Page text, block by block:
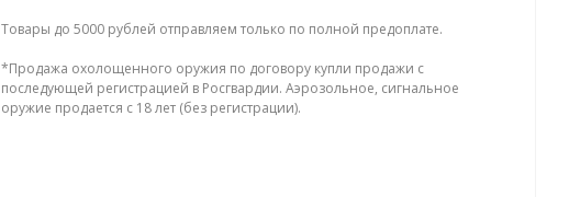
Товары до 5000 рублей отправляем только по полной предоплате.
*Продажа охолощенного оружия по договору купли продажи с
последующей регистрацией в Росгвардии. Аэрозольное, сигнальное
оружие продается с 18 лет (без регистрации).